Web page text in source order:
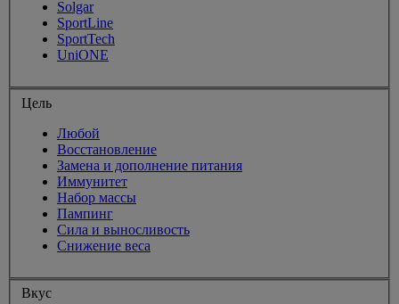
Solgar
SportLine
SportTech
UniONE
Цель
Любой
Восстановление
Замена и дополнение питания
Иммунитет
Набор массы
Пампинг
Сила и выносливость
Снижение веса
Вкус